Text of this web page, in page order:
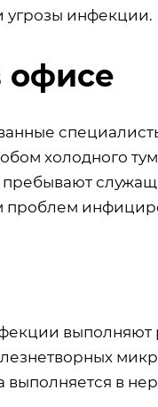
инфекции.
офисе
холодного
выполняют
в